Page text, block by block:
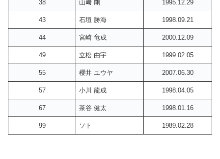
38 山﨑 剛 1995.12.29
43 石垣 勝海 1998.09.21
44 宮崎 竜成 2000.12.09
49 立松 由宇 1999.02.05
55 櫻井 ユウヤ 2007.06.30
57 小川 龍成 1998.04.05
67 茶谷 健太 1998.01.16
99 ソト 1989.02.28